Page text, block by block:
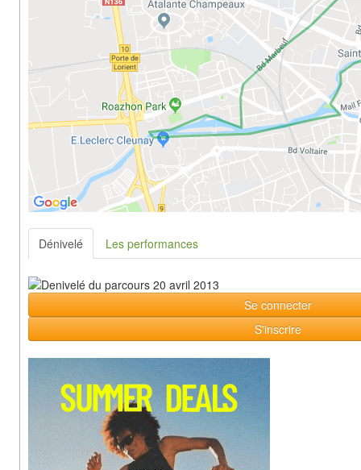
Dénivelé Les performances
Se connecter
S'inscrire